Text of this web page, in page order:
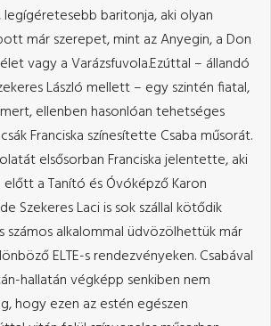
baritonja, aki olyan
már szerepet, mint az Anyegin, a Don
vagy a Varázsfuvola.Ezúttal – állandó
László mellett – egy szintén fiatal,
ellenben hasonlóan tehetséges
Franciska színesítette Csaba műsorát.
elsősorban Franciska jelentette, aki
előtt a Tanító és Óvóképző Karon
Szekeres Laci is sok szállal kötődik
számos alkalommal üdvözölhettük már
ELTE-s rendezvényeken. Csabával
hallatán végképp senkiben nem
hogy ezen az estén egészen